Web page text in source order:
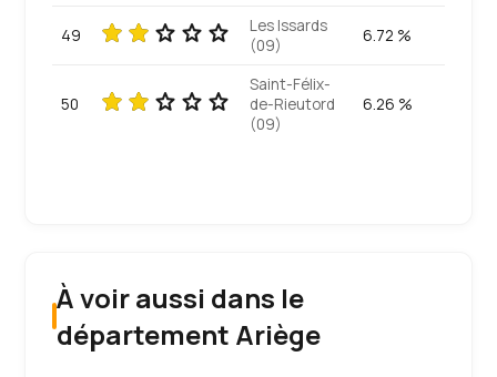
49
Les Issards
(09)
6.72 %
50
Saint-Félix-
de-Rieutord
(09)
6.26 %
À voir aussi dans le
département Ariège